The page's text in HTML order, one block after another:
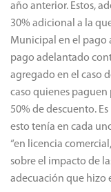
año anterior. Estos,
30% adicional a la
Municipal en el pago
pago adelantado
agregado en el caso
caso quienes
50% de descuento.
esto tenía en cada
“en licencia
sobre el impacto de
adecuación que hizo